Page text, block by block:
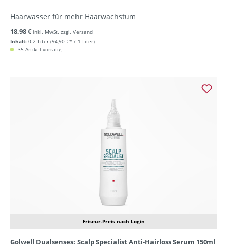
Haarwasser für mehr Haarwachstum
Inhalt: 0.2 Liter (94,90 €* / 1 Liter)
18,98 € inkl. MwSt. zzgl. Versand
35 Artikel vorrätig
Friseur-Preis nach Login
Golwell Dualsenses: Scalp Specialist Anti-Hairloss Serum 150ml